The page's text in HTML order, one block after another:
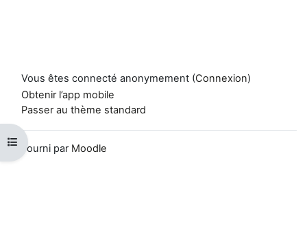
Ouvrir l’index du cours
Vous êtes connecté anonymement (Connexion)
Obtenir l’app mobile
Passer au thème standard
Fourni par Moodle